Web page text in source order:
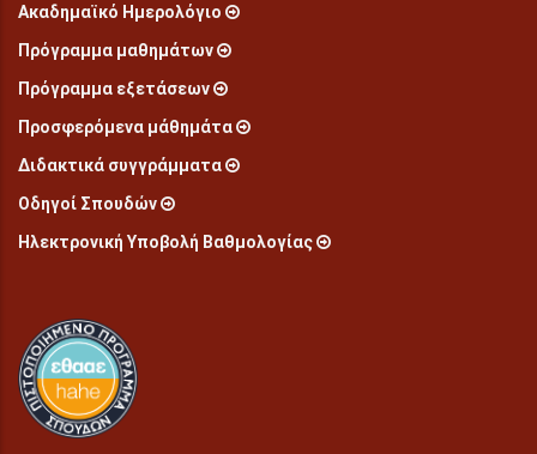
Ακαδημαϊκό Ημερολόγιο
Πρόγραμμα μαθημάτων
Πρόγραμμα εξετάσεων
Προσφερόμενα μάθημάτα
Διδακτικά συγγράμματα
Οδηγοί Σπουδών
Ηλεκτρονική Υποβολή Βαθμολογίας